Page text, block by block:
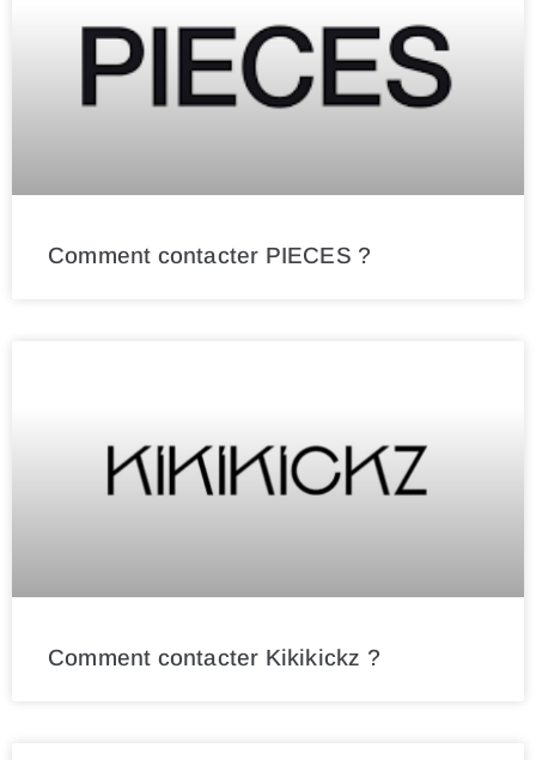
Comment contacter PIECES ?
Comment contacter Kikikickz ?